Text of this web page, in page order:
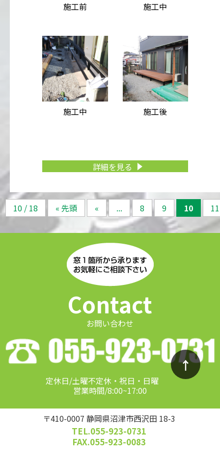
施工前 施工中
施工中 施工後
詳細を見る
10 / 18 « 先頭 « ... 8 9 10 11
Contact
お問い合わせ
定休日/土曜不定休・祝日・日曜
営業時間/8:00~17:00
〒410-0007 静岡県沼津市西沢田 18-3
TEL.055-923-0731
FAX.055-923-0083
↑